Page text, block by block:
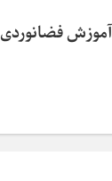
آموزش فضانوردی